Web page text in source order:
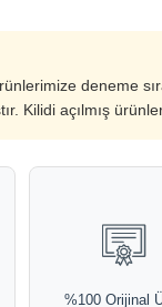
deneme
Kilidi açılmış
%100 Orijinal